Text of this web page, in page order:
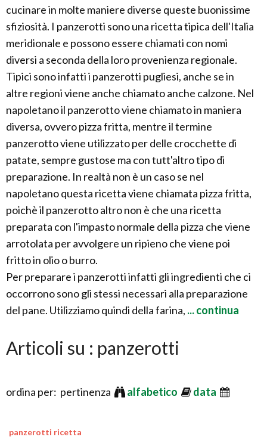
cucinare in molte maniere diverse queste buonissime
sfiziosità. I panzerotti sono una ricetta tipica dell'Italia
meridionale e possono essere chiamati con nomi
diversi a seconda della loro provenienza regionale.
Tipici sono infatti i panzerotti pugliesi, anche se in
altre regioni viene anche chiamato anche calzone. Nel
napoletano il panzerotto viene chiamato in maniera
diversa, ovvero pizza fritta, mentre il termine
panzerotto viene utilizzato per delle crocchette di
patate, sempre gustose ma con tutt'altro tipo di
preparazione. In realtà non è un caso se nel
napoletano questa ricetta viene chiamata pizza fritta,
poichè il panzerotto altro non è che una ricetta
preparata con l'impasto normale della pizza che viene
arrotolata per avvolgere un ripieno che viene poi
fritto in olio o burro.
Per preparare i panzerotti infatti gli ingredienti che ci
occorrono sono gli stessi necessari alla preparazione
del pane. Utilizziamo quindi della farina, ... continua
Articoli su : panzerotti
ordina per: pertinenza alfabetico data
panzerotti ricetta